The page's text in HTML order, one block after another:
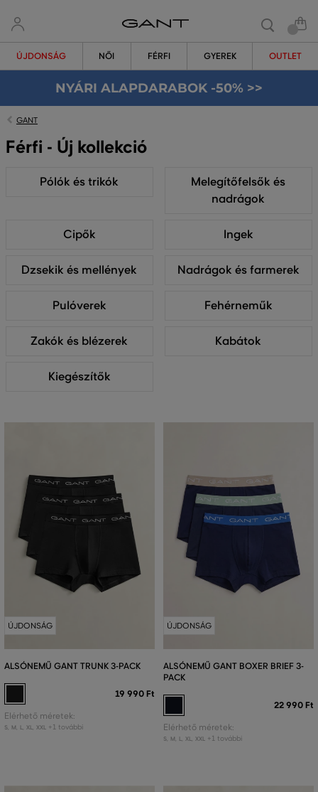
ÚJDONSÁG NŐI FÉRFI GYEREK OUTLET
NYÁRI ALAPDARABOK -50% >>
GANT
Férfi - Új kollekció
Pólók és trikók
Melegítőfelsők és
nadrágok
Cipők Ingek
Dzsekik és mellények Nadrágok és farmerek
Pulóverek Fehérneműk
Zakók és blézerek Kabátok
Kiegészítők
ÚJDONSÁG
ALSÓNEMŰ GANT TRUNK 3-PACK
19 990 Ft
Elérhető méretek:
S, M L XL XXL +1 további
ÚJDONSÁG
ALSÓNEMŰ GANT BOXER BRIEF 3-
PACK
22 990 Ft
Elérhető méretek:
S, M L XL XXL +1 további